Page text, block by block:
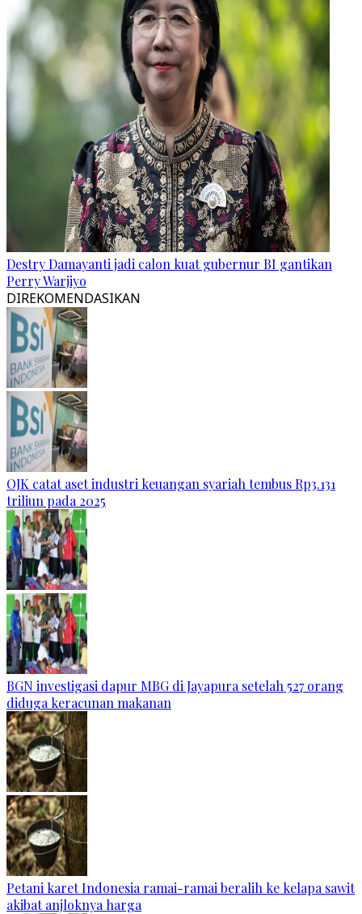
Destry Damayanti jadi calon kuat gubernur BI gantikan
Perry Warjiyo
DIREKOMENDASIKAN
OJK catat aset industri keuangan syariah tembus Rp3.131
triliun pada 2025
BGN investigasi dapur MBG di Jayapura setelah 527 orang
diduga keracunan makanan
Petani karet Indonesia ramai-ramai beralih ke kelapa sawit
akibat anjloknya harga